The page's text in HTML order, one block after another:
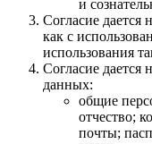
и
Согласие дается
как с
использования
Согласие дается
данных:
общие
отчество;
почты;